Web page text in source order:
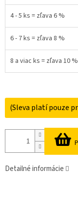
4 - 5 ks = zľava 6 %
6 - 7 ks = zľava 8 %
8 a viac ks = zľava 10 %
(Sleva platí pouze
Detailné informácie